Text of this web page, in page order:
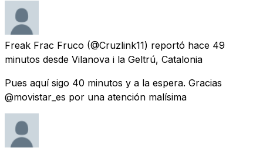
Freak Frac Fruco (@Cruzlink11) reportó hace 49
minutos desde Vilanova i la Geltrú, Catalonia
Pues aquí sigo 40 minutos y a la espera. Gracias
@movistar_es por una atención malísima